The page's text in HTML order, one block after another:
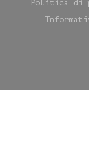
Politica di